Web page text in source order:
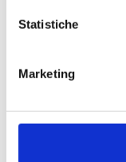
Statistiche
Marketing